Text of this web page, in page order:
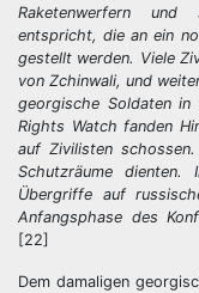
Raketenwerfern und
entspricht, die an ein
gestellt werden. Viele
von Zchinwali, und
georgische Soldaten in
Rights Watch fanden
auf Zivilisten
Schutzräume
Übergriffe auf
Anfangsphase des
[22]
Dem damaligen